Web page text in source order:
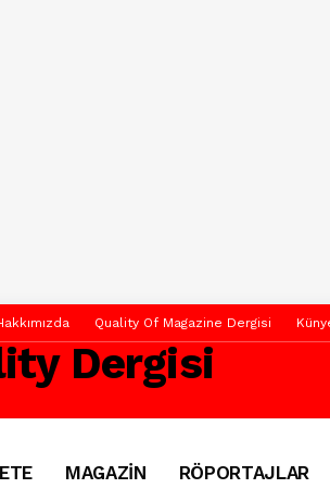
Quality Of Magazine Dergisi
MAGAZİN RÖPORTAJLAR